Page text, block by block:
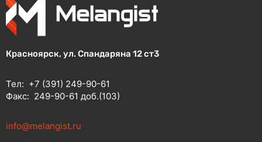
Красноярск, ул. Спандаряна 12 ст3
Тел: +7 (391) 249-90-61
Факс: 249-90-61 доб.(103)
info@melangist.ru